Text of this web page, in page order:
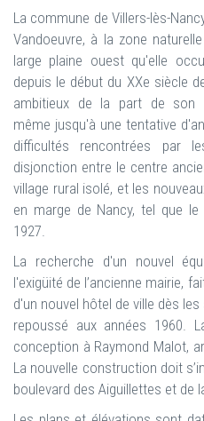
La commune de Villers-lès-
Vandoeuvre, à la zone
large plaine ouest qu'elle
depuis le début du XXe siècle
ambitieux de la part de son
même jusqu'à une tentative
difficultés rencontrées par
disjonction entre le centre
village rural isolé, et les
en marge de Nancy, tel que
1927.
La recherche d'un nouvel
l'exigüité de l’ancienne mairie,
d'un nouvel hôtel de ville dès
repoussé aux années 1960.
conception à Raymond Malot,
La nouvelle construction doit
boulevard des Aiguillettes et de